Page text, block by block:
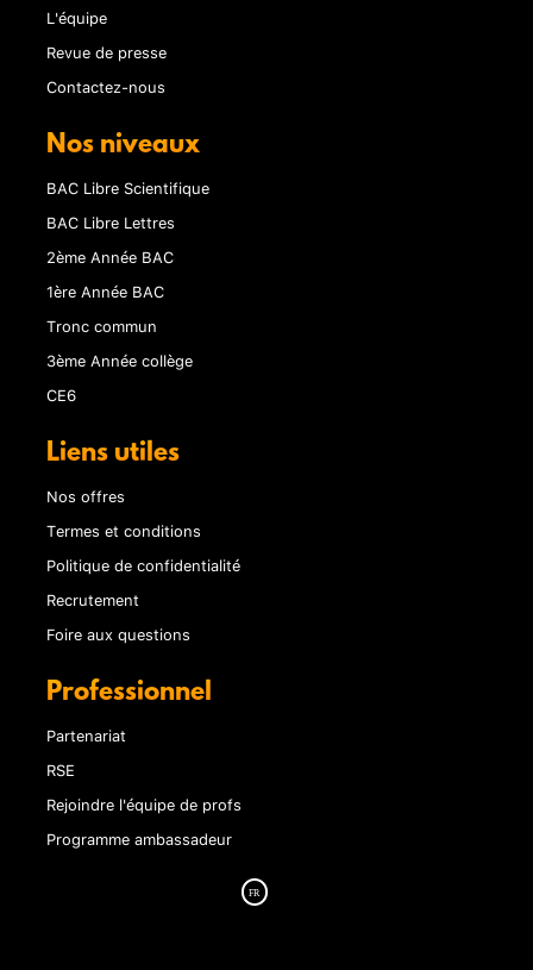
L'équipe
Revue de presse
Contactez-nous
Nos niveaux
BAC Libre Scientifique
BAC Libre Lettres
2ème Année BAC
1ère Année BAC
Tronc commun
3ème Année collège
CE6
Liens utiles
Nos offres
Termes et conditions
Politique de confidentialité
Recrutement
Foire aux questions
Professionnel
Partenariat
RSE
Rejoindre l'équipe de profs
Programme ambassadeur